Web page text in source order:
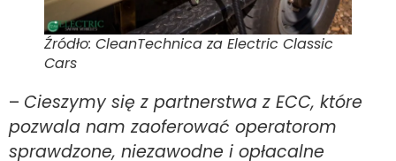
Źródło: CleanTechnica za Electric Classic
Cars
– Cieszymy się z partnerstwa z ECC, które
pozwala nam zaoferować operatorom
sprawdzone, niezawodne i opłacalne